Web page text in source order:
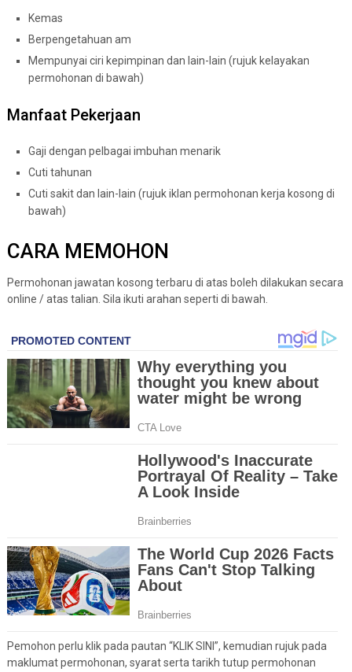
Kemas
Berpengetahuan am
Mempunyai ciri kepimpinan dan lain-lain (rujuk kelayakan
permohonan di bawah)
Manfaat Pekerjaan
Gaji dengan pelbagai imbuhan menarik
Cuti tahunan
Cuti sakit dan lain-lain (rujuk iklan permohonan kerja kosong di
bawah)
CARA MEMOHON
Permohonan jawatan kosong terbaru di atas boleh dilakukan secara
online / atas talian. Sila ikuti arahan seperti di bawah.
Pemohon perlu klik pada pautan “KLIK SINI”, kemudian rujuk pada
maklumat permohonan, syarat serta tarikh tutup permohonan